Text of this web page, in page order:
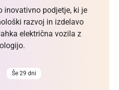
inovativno podjetje, ki je
razvoj in izdelavo
električna vozila z
Še 29 dni